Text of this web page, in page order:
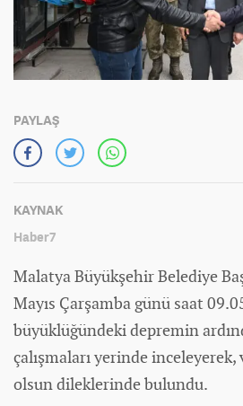
PAYLAŞ
KAYNAK
Haber7
Malatya Büyükşehir Belediye
Mayıs Çarşamba günü saat
büyüklüğündeki depremin
çalışmaları yerinde
olsun dileklerinde bulundu.